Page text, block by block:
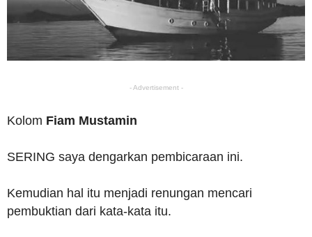
- Advertisement -
Kolom Fiam Mustamin
SERING saya dengarkan pembicaraan ini.
Kemudian hal itu menjadi renungan mencari
pembuktian dari kata-kata itu.